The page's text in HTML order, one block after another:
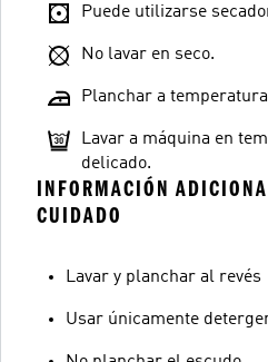
Puede utilizarse
No lavar en seco.
Planchar a
Lavar a máquina en
delicado.
INFORMACIÓN
CUIDADO
Lavar y planchar al revés
Usar únicamente